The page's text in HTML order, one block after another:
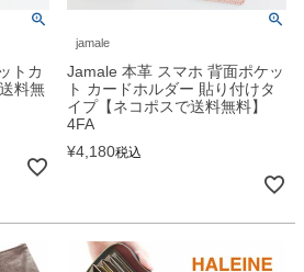
トカ
料無
jamale
Jamale 本革 スマホ 背面ポケッ
ト カードホルダー 貼り付けタ
イプ【ネコポスで送料無料】
4FA
¥4,180税込